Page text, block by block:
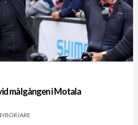
målgången i Motala